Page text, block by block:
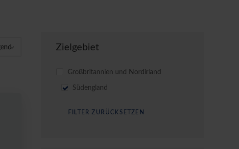
Zielgebiet
Großbritannien und Nordirland
Südengland